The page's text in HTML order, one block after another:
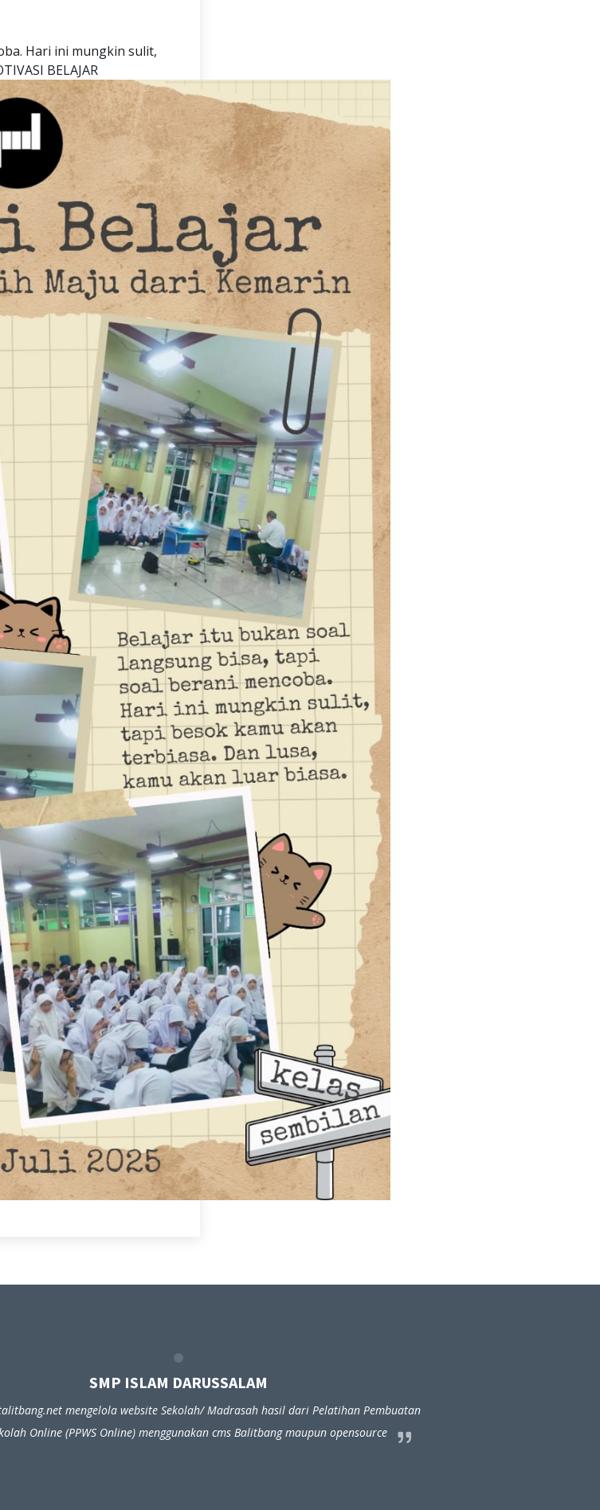
Hari ini mungkin sulit,
BELAJAR
SMP ISLAM DARUSSALAM
mengelola website Sekolah/ Madrasah hasil dari Pelatihan Pembuatan
Online (PPWS Online) menggunakan cms Balitbang maupun opensource